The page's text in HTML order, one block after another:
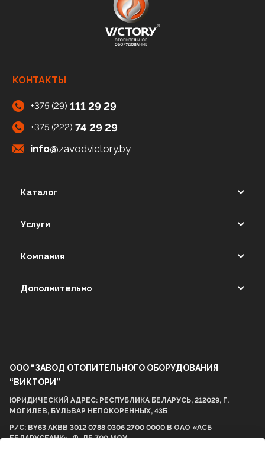
Каталог
Услуги
Компания
Дополнительно
КОНТАКТЫ
+375 (29) 111 29 29
+375 (222) 74 29 29
info@zavodvictory.by
ООО “ЗАВОД ОТОПИТЕЛЬНОГО ОБОРУДОВАНИЯ
“ВИКТОРИ”
ЮРИДИЧЕСКИЙ АДРЕС: РЕСПУБЛИКА БЕЛАРУСЬ, 212029, Г.
МОГИЛЕВ, БУЛЬВАР НЕПОКОРЕННЫХ, 43Б
Р/С: BY63 AKBB 3012 0788 0306 2700 0000 В ОАО «АСБ
БЕЛАРУСБАНК», Ф-ЛЕ 700 МОУ